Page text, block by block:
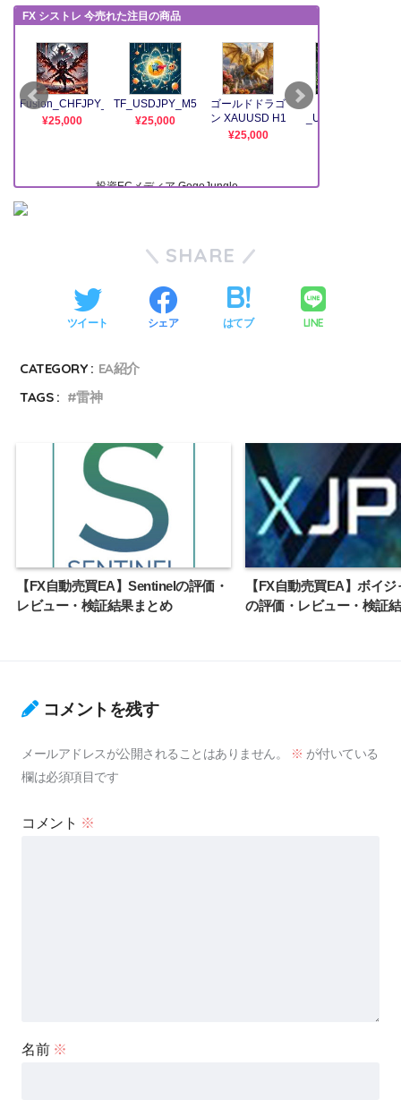
SHARE
ツイート シェア はてブ LINE
CATEGORY : EA紹介
TAGS :
雷神
【FX自動売買EA】Sentinelの評価・
レビュー・検証結果まとめ
【FX自動売買EA】ボイ
の評価・レビュー・検証
コメントを残す
メールアドレスが公開されることはありません。 ※ が付いている
欄は必須項目です
コメント ※
名前 ※